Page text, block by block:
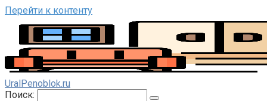
Перейти к контенту
UralPenoblok.ru
Поиск: